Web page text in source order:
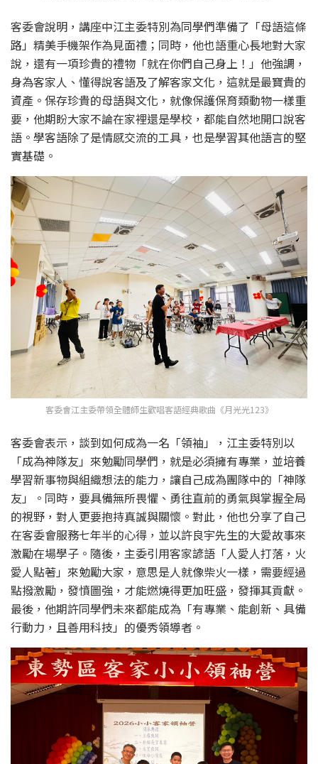
客委會說明，講座中江主委特別為同學們準備了「母語這條
路」精美手機架作為見面禮；同時，他也語重心長地對大家
說，還有一項珍貴的禮物「就在你們自己身上！」他強調，
身為客家人、懂得說客語及了解客家文化，這就是最寶貴的
資產。保存珍貴的母語與文化，就像保護保育類動物一樣重
要，他期盼大家不論在家裡還是學校，都能自然地開口說客
語。學客語除了是情感交流的工具，也是學習其他語言的堅
實基礎。
客委會江主委帶領全體師生歡唱客語經典歌曲《月光光123》
客委會表示，談到如何成為一名「領袖」，江主委特別以
「成為神隊友」來勉勵同學們，就是必須擁有專業，並培養
學習新事物與組織想法的能力，讓自己成為團隊中的「神隊
友」。同時，要具備無所畏懼、勇往直前的勇氣與掌握全局
的視野，對人更要抱持真誠與關懷。對此，他也分享了自己
在客委會服務七年半的心得，並以許良宇先生的大愛故事來
激勵在場學子。隨後，主委引用客家諺語「人愛人打落，火
愛人點著」來勉勵大家，意思是人就像柴火一樣，需要經過
點撥激勵，發憤圖強，才能燃燒得更加旺盛，發揮其貢獻。
最後，他期許同學們未來都能成為「有專業、能創新、具備
行動力，且善用科技」的優秀領導者。